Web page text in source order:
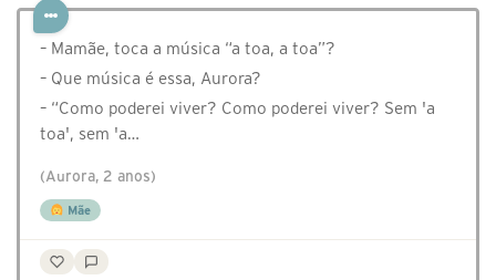
– Mamãe, toca a música “a toa, a toa”?
– Que música é essa, Aurora?
– “Como poderei viver? Como poderei viver? Sem 'a
toa', sem 'a…
(Aurora, 2 anos)
Mãe